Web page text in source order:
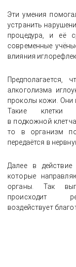
Эти умения
устранить
процедура, и её
современные
влияния
Предполагается,
алкоголизма
проколы кожи. Они
Такие клетки
в подкожной
то в организм
передаётся в
Далее в
которые
органы. Так
воздействует